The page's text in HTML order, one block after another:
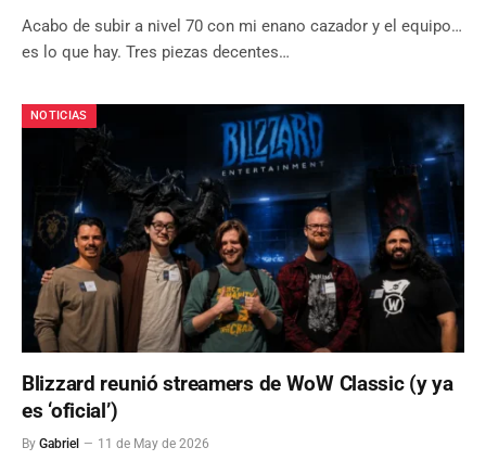
Acabo de subir a nivel 70 con mi enano cazador y el equipo…
es lo que hay. Tres piezas decentes…
NOTICIAS
Blizzard reunió streamers de WoW Classic (y ya
es ‘oficial’)
By Gabriel 11 de May de 2026